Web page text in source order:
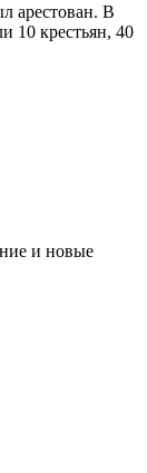
арестован. В
10 крестьян, 40
и новые